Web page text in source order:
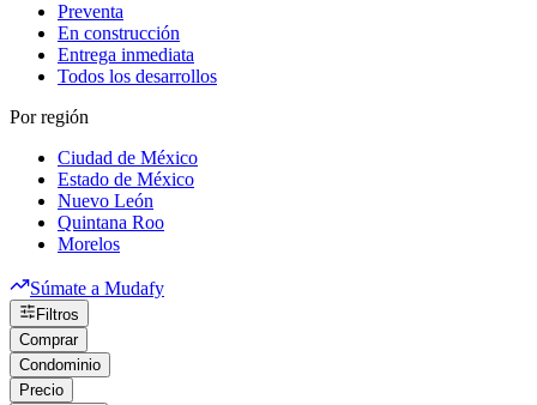
Preventa
En construcción
Entrega inmediata
Todos los desarrollos
Por región
Ciudad de México
Estado de México
Nuevo León
Quintana Roo
Morelos
Súmate a Mudafy
Filtros
Comprar
Condominio
Precio